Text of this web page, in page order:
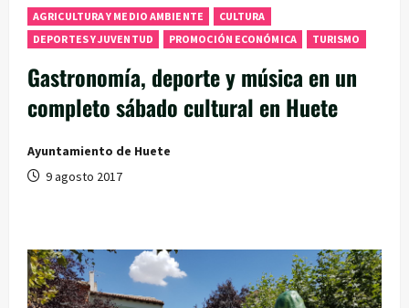
AGRICULTURA Y MEDIO AMBIENTE
CULTURA
DEPORTES Y JUVENTUD
PROMOCIÓN ECONÓMICA TURISMO
Gastronomía, deporte y música en un
completo sábado cultural en Huete
Ayuntamiento de Huete
9 agosto 2017